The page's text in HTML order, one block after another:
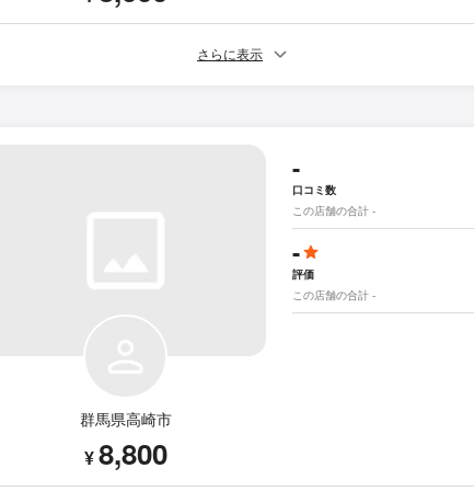
さらに表示
群馬県高崎市
¥8,800
-
口コミ数
この店舗の合計 -
-
評価
この店舗の合計 -